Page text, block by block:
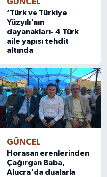
‘Türk ve Türkiye
Yüzyılı'nın
dayanakları- 4 Türk
aile yapısı tehdit
altında
GÜNCEL
Horasan erenlerinden
Çağırgan Baba,
Alucra'da dualarla